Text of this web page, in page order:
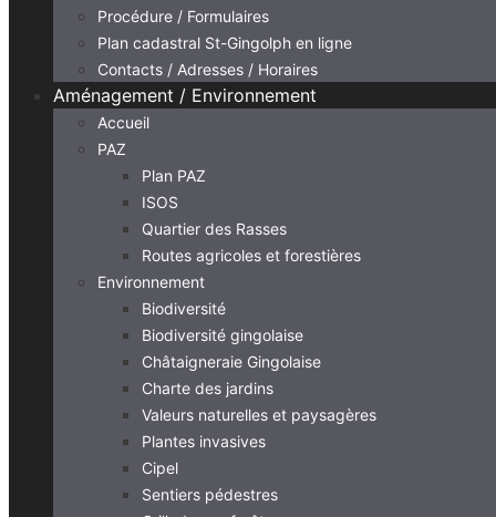
Procédure / Formulaires
Plan cadastral St-Gingolph en ligne
Contacts / Adresses / Horaires
Aménagement / Environnement
Accueil
PAZ
Plan PAZ
ISOS
Quartier des Rasses
Routes agricoles et forestières
Environnement
Biodiversité
Biodiversité gingolaise
Châtaigneraie Gingolaise
Charte des jardins
Valeurs naturelles et paysagères
Plantes invasives
Cipel
Sentiers pédestres